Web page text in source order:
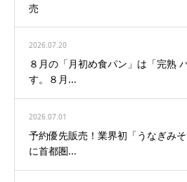
売
2026.07.20
８月の「月初め食パン」は「完熟
す。８月...
2026.07.01
予約優先販売！業界初「うなぎみ
に首都圏...